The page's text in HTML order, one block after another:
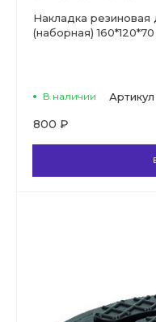
Накладка
(наборная)
В наличии Артикул
800 ₽